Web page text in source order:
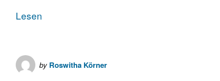
Lesen
by Roswitha Körner